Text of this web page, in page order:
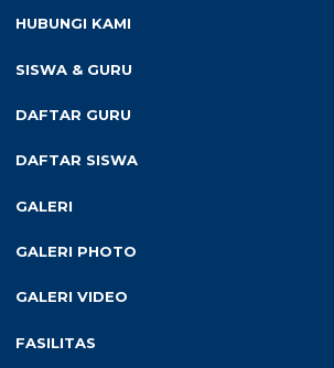
HUBUNGI KAMI
SISWA & GURU
DAFTAR GURU
DAFTAR SISWA
GALERI
GALERI PHOTO
GALERI VIDEO
FASILITAS